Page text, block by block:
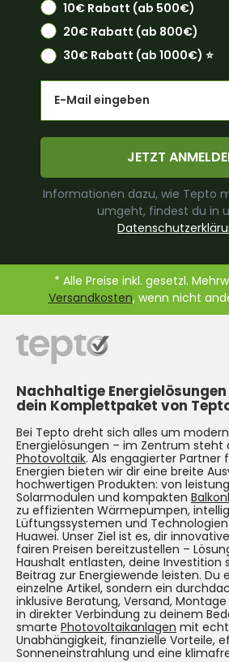
10€ Rabatt (ab 500€)
20€ Rabatt (ab 800€)
30€ Rabatt (ab 1000€) ⭐️
JETZT
Informationen dazu, wie Tepto
umgeht, findest du in
* Alle Preise inkl. gesetzl.
Versandkosten, wenn nicht
Nachhaltige
dein Komplettpaket von
Bei Tepto dreht sich alles um
Energielösungen – im Zentrum steht
Photovoltaik. Als engagierter Partner
Energien bieten wir dir eine breite
hochwertigen Produkten: von
Solarmodulen und kompakten
zu effizienten Wärmepumpen,
Lüftungssystemen und
Huawei. Unser Ziel ist es, dir
fairen Preisen bereitzustellen –
Haushalt entlasten, deine Investition
Beitrag zur Energiewende leisten.
einzelne Artikel, sondern ein
inklusive Beratung, Versand,
in direkter Verbindung zu deinem
smarte Photovoltaikanlagen mit
Unabhängigkeit, finanzielle Vorteile,
Sonneneinstrahlung und eine